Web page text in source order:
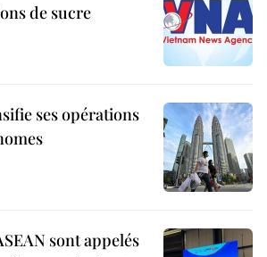
de sucre
ses opérations
sont appelés